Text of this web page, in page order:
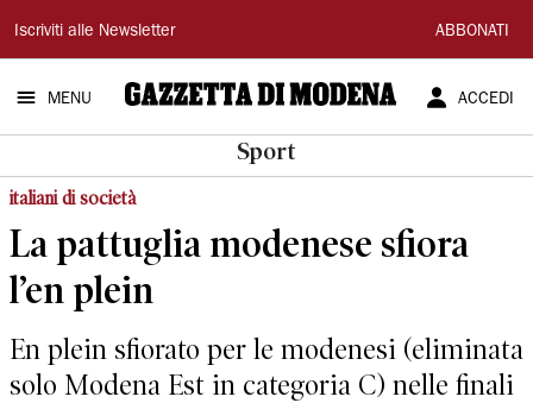
Gazzetta
di
Modena
Iscriviti alle Newsletter ABBONATI
MENU ACCEDI
Sport
italiani di società
La pattuglia modenese sfiora
l’en plein
En plein sfiorato per le modenesi (eliminata
solo Modena Est in categoria C) nelle finali